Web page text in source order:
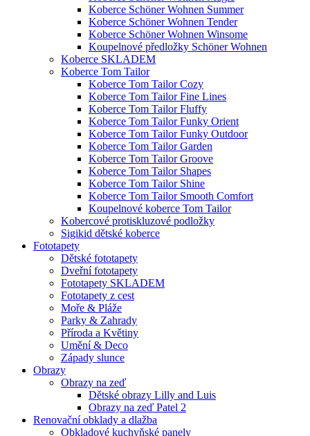
Koberce Schöner Wohnen Summer
Koberce Schöner Wohnen Tender
Koberce Schöner Wohnen Winsome
Koupelnové předložky Schöner Wohnen
Koberce SKLADEM
Koberce Tom Tailor
Koberce Tom Tailor Cozy
Koberce Tom Tailor Fine Lines
Koberce Tom Tailor Fluffy
Koberce Tom Tailor Funky Orient
Koberce Tom Tailor Funky Outdoor
Koberce Tom Tailor Garden
Koberce Tom Tailor Groove
Koberce Tom Tailor Shapes
Koberce Tom Tailor Shine
Koberce Tom Tailor Smooth Comfort
Koupelnové koberce Tom Tailor
Kobercové protiskluzové podložky
Sigikid dětské koberce
Fototapety
Dětské fototapety
Dveřní fototapety
Fototapety SKLADEM
Fototapety z cest
Moře & Pláže
Parky & Zahrady
Příroda a Květiny
Umění & Deco
Západy slunce
Obrazy
Obrazy na zeď
Dětské obrazy Lilly and Luis
Obrazy na zeď Patel 2
Renovační obklady a dlažba
Obkladové kuchyňské panely